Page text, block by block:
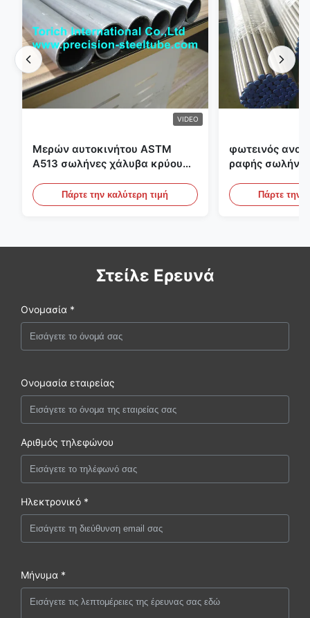
VIDEO
Μερών αυτοκινήτου ASTM
A513 σωλήνες χάλυβα κρύου
την παραγωγή DOM
Πάρτε την καλύτερη τιμή
φωτεινός
ραφής
υδραυλικά
Πάρτε την
Στείλε Ερευνά
Ονομασία *
Ονομασία εταιρείας
Αριθμός τηλεφώνου
Ηλεκτρονικό *
Μήνυμα *